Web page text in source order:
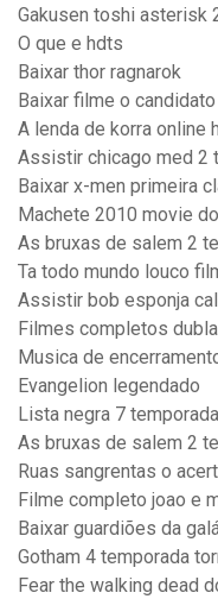
Gakusen toshi asterisk
O que e hdts
Baixar thor ragnarok
Baixar filme o
A lenda de korra online
Assistir chicago med 2
Baixar x-men primeira
Machete 2010 movie
As bruxas de salem 2
Ta todo mundo louco
Assistir bob esponja
Filmes completos
Musica de
Evangelion legendado
Lista negra 7
As bruxas de salem 2
Ruas sangrentas o
Filme completo joao e
Baixar guardiões da
Gotham 4 temporada
Fear the walking dead